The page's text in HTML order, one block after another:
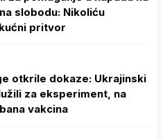
slobodu: Nikoliću
pritvor
otkrile dokaze: Ukrajinski
za eksperiment, na
vakcina